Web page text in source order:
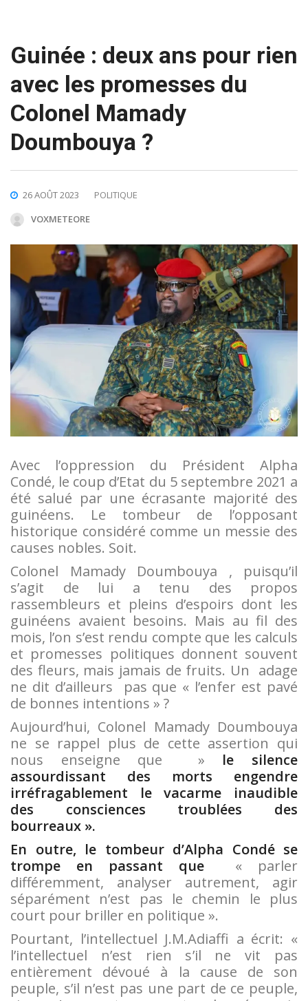
Guinée : deux ans pour rien
avec les promesses du
Colonel Mamady
Doumbouya ?
26 AOÛT 2023
POLITIQUE
VOXMETEORE
Avec l’oppression du Président Alpha
Condé, le coup d’Etat du 5 septembre 2021 a
été salué par une écrasante majorité des
guinéens. Le tombeur de l’opposant
historique considéré comme un messie des
causes nobles. Soit.
Colonel Mamady Doumbouya , puisqu’il
s’agit de lui a tenu des propos
rassembleurs et pleins d’espoirs dont les
guinéens avaient besoins. Mais au fil des
mois, l’on s’est rendu compte que les calculs
et promesses politiques donnent souvent
des fleurs, mais jamais de fruits. Un adage
ne dit d’ailleurs pas que « l’enfer est pavé
de bonnes intentions » ?
Aujourd’hui, Colonel Mamady Doumbouya
ne se rappel plus de cette assertion qui
nous enseigne que » le silence
assourdissant des morts engendre
irréfragablement le vacarme inaudible
des consciences troublées des
bourreaux ».
En outre, le tombeur d’Alpha Condé se
trompe en passant que
« parler
différemment, analyser autrement, agir
séparément n’est pas le chemin le plus
court pour briller en politique ».
Pourtant, l’intellectuel J.M.Adiaffi a écrit: «
l’intellectuel n’est rien s’il ne vit pas
entièrement dévoué à la cause de son
peuple, s’il n’est pas une part de ce peuple,